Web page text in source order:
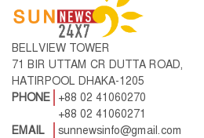
BELLVIEW TOWER
71 BIR UTTAM CR DUTTA ROAD,
HATIRPOOL DHAKA-1205
PHONE
+88 02 41060270
+88 02 41060271
EMAIL
sunnewsinfo@gmail.com